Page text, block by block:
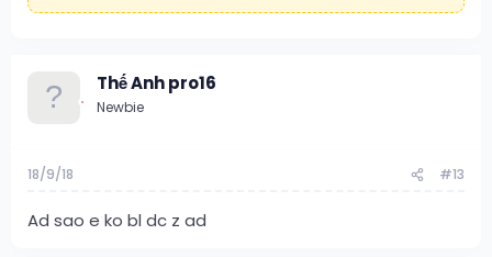
Thế Anh pro16
Newbie
18/9/18 #13
Ad sao e ko bl dc z ad